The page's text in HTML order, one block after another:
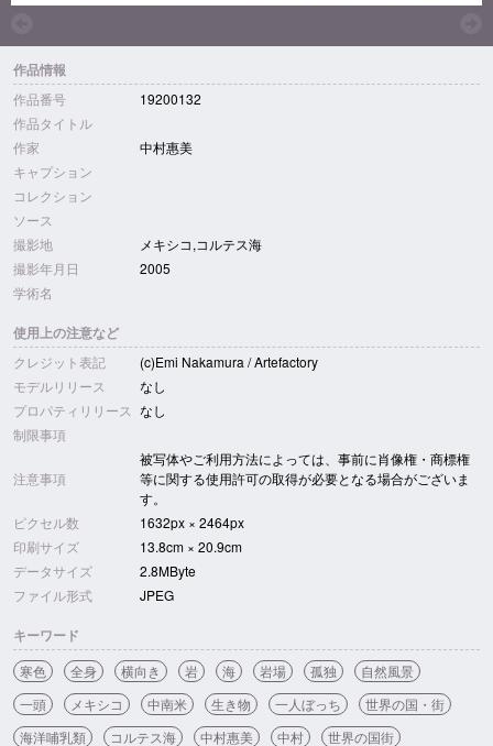
作品情報
作品番号
19200132
作品タイトル
作家
中村惠美
キャプション
コレクション
ソース
撮影地
メキシコ,コルテス海
撮影年月日
2005
学術名
使用上の注意など
クレジット表記
(c)Emi Nakamura / Artefactory
モデルリリース
なし
プロパティリリース なし
制限事項
注意事項
被写体やご利用方法によっては、事前に肖像権・商標権
等に関する使用許可の取得が必要となる場合がございま
す。
ピクセル数
1632px × 2464px
印刷サイズ
13.8cm × 20.9cm
データサイズ
2.8MByte
ファイル形式
JPEG
キーワード
寒色 全身 横向き 岩 海 岩場 孤独
自然風景
一頭
メキシコ 中南米 生き物 一人ぼっち
世界の国・街
海洋哺乳類
コルテス海 中村惠美 中村 世界の国街